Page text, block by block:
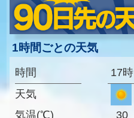
1時間ごとの天気
時間
天気
気温(℃)
17時
30